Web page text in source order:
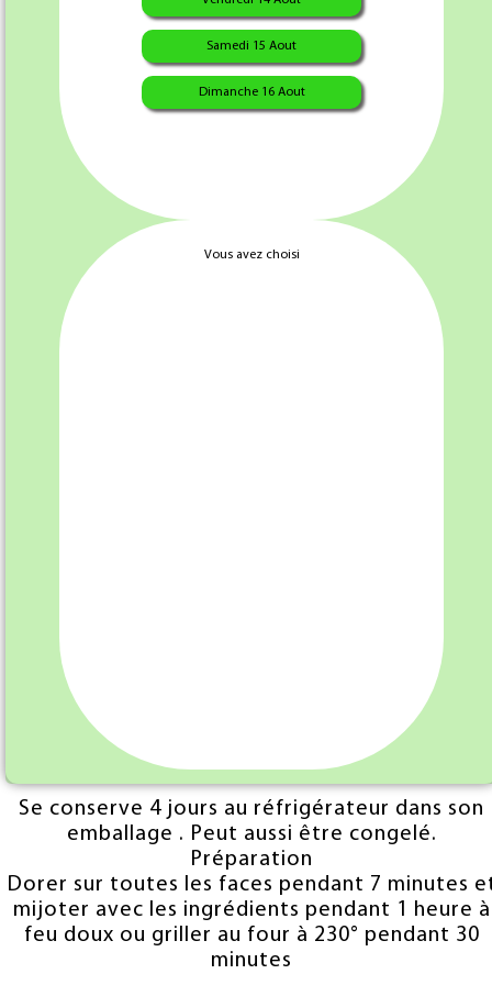
Samedi 15 Aout
Dimanche 16 Aout
Vous avez choisi
Avec sa chair grasse et fondante et sa peau
craquante, la cuisse offre une viande
propice à la fricassée.
Conservation
Se conserve 4 jours au réfrigérateur dans son
emballage . Peut aussi être congelé.
Préparation
Dorer sur toutes les faces pendant 7 minutes
mijoter avec les ingrédients pendant 1 heure à
feu doux ou griller au four à 230° pendant 30
minutes